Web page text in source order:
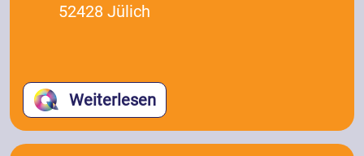
52428 Jülich
Weiterlesen